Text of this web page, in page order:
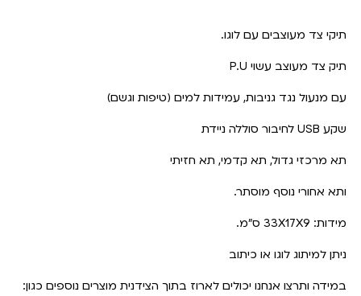
תיקי צד מעוצבים עם לוגו.
תיק צד מעוצב עשוי P.U
עם מנעול נגד גניבות, עמידות למים (טיפות וגשם)
שקע USB לחיבור סוללה ניידת
תא מרכזי גדול, תא קדמי, תא חזיתי
ותא אחורי נוסף מוסתר.
מידות: 33X17X9 ס"מ.
ניתן למיתוג לוגו או כיתוב
במידה ותרצו אנחנו יכולים לארוז בתוך הצידנית מוצרים נוספים כגון: